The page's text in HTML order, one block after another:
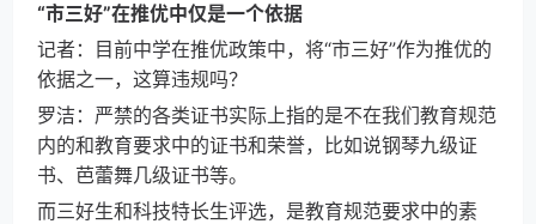
“市三好”在推优中仅是一个依据
记者：目前中学在推优政策中，将“市三好”作为推优的
依据之一，这算违规吗？
罗洁：严禁的各类证书实际上指的是不在我们教育规范
内的和教育要求中的证书和荣誉，比如说钢琴九级证
书、芭蕾舞几级证书等。
而三好生和科技特长生评选，是教育规范要求中的素